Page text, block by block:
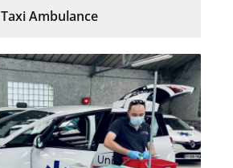
Taxi Ambulance